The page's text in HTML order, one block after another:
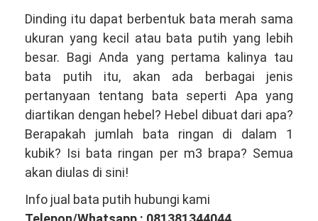
Panongan
Tangerang,
Satu
Terbesar
Dinding itu dapat berbentuk bata merah sama
ukuran yang kecil atau bata putih yang lebih
besar. Bagi Anda yang pertama kalinya tau
bata putih itu, akan ada berbagai jenis
pertanyaan tentang bata seperti Apa yang
diartikan dengan hebel? Hebel dibuat dari apa?
Berapakah jumlah bata ringan di dalam 1
kubik? Isi bata ringan per m3 brapa? Semua
akan diulas di sini!
Info jual bata putih hubungi kami